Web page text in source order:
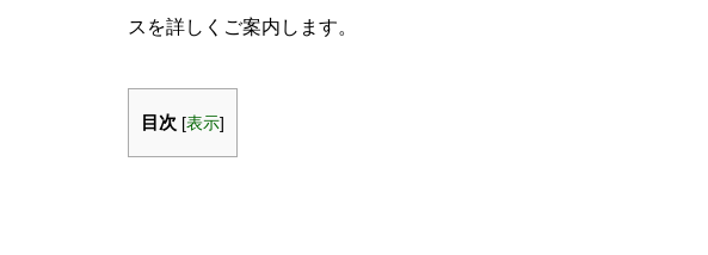
スを詳しくご案内します。
目次 [表示]